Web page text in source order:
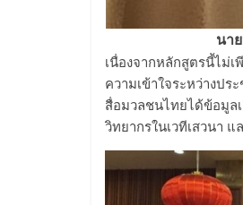
นา
เนื่องจากหลักสูตรนี้ไม่
ความเข้าใจระหว่างปร
สื่อมวลชนไทยได้ข้อมูล
วิทยากรในเวทีเสวนา